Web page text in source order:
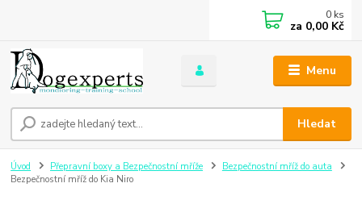
Menu
Hledat
0 ks
za 0,00 Kč
Úvod Přepravní boxy a Bezpečnostní mříže
Bezpečnostní mříž do auta
Bezpečnostní mříž do Kia Niro